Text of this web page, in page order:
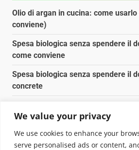
We value your privacy
We use cookies to enhance your
serve personalised ads or content,
Olio di argan in cucina: come
conviene)
Spesa biologica senza spendere il
come conviene
Spesa biologica senza spendere il
concrete
Pulizia naturale della casa: 3
sostituiscono 10 prodotti chimici